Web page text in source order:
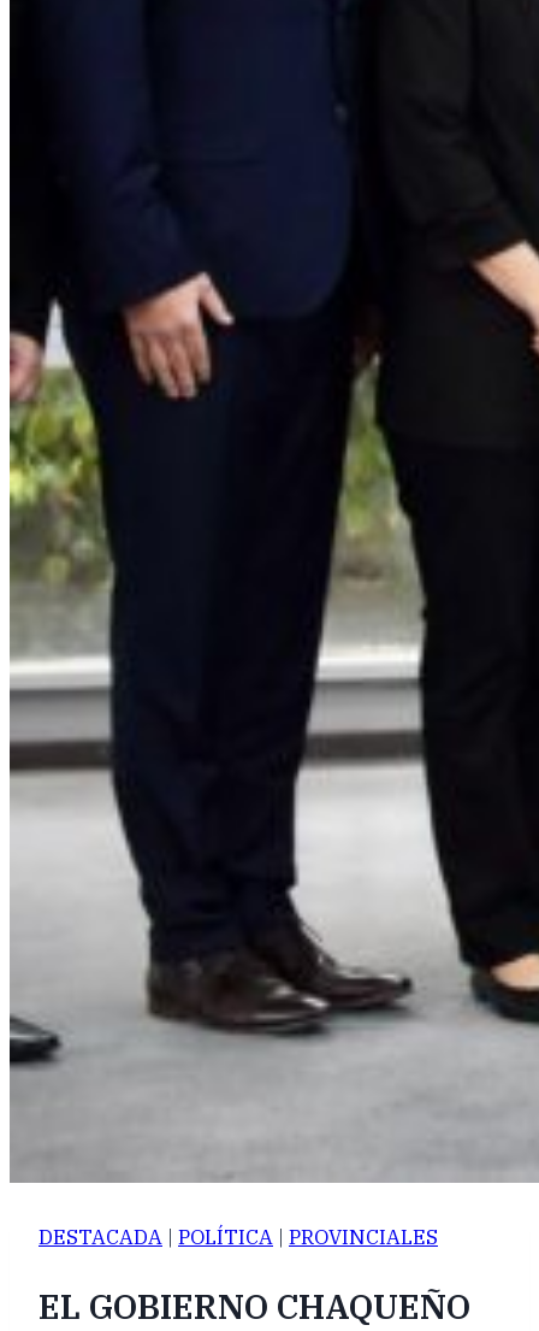
DESTACADA | POLÍTICA | PROVINCIALES
EL GOBIERNO CHAQUEÑO